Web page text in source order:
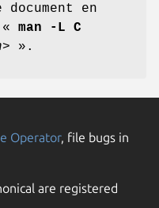
en
man -L C
».
Operator, file bugs in
are registered